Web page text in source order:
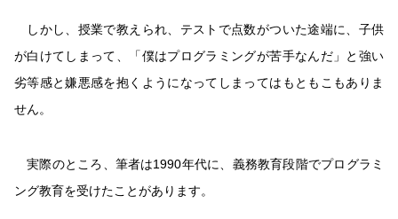
しかし、授業で教えられ、テストで点数がついた途端に、子供
が白けてしまって、「僕はプログラミングが苦手なんだ」と強い
劣等感と嫌悪感を抱くようになってしまってはもともこもありま
せん。
実際のところ、筆者は1990年代に、義務教育段階でプログラミ
ング教育を受けたことがあります。